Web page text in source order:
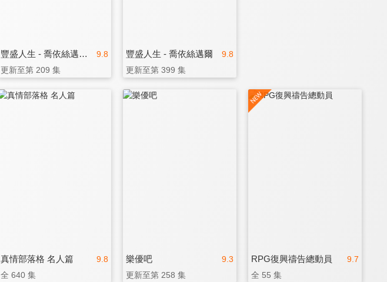
9.8
豐盛人生 - 喬依絲邁爾（中文配音）
更新至第 209 集
9.8
豐盛人生 - 喬依絲邁爾
更新至第 399 集
9.8
真情部落格 名人篇
全 640 集
9.3
樂優吧
更新至第 258 集
9.7
RPG復興禱告總動員
全 55 集